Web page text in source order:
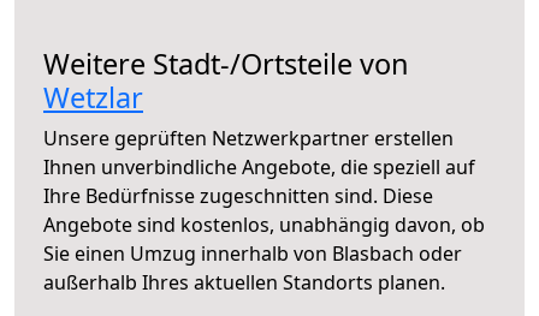
Weitere Stadt-/Ortsteile von
Wetzlar
Unsere geprüften Netzwerkpartner erstellen
Ihnen unverbindliche Angebote, die speziell auf
Ihre Bedürfnisse zugeschnitten sind. Diese
Angebote sind kostenlos, unabhängig davon, ob
Sie einen Umzug innerhalb von Blasbach oder
außerhalb Ihres aktuellen Standorts planen.